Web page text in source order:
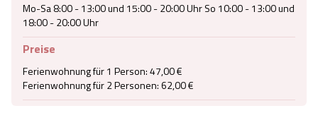
Mo-Sa 8:00 - 13:00 und 15:00 - 20:00 Uhr So 10:00 - 13:00 und
18:00 - 20:00 Uhr
Preise
Ferienwohnung für 1 Person: 47,00 €
Ferienwohnung für 2 Personen: 62,00 €